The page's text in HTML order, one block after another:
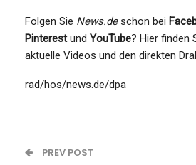
Folgen Sie News.deschon bei
Pinterestund YouTube? Hier finden
aktuelle Videos und den direkten
rad/hos/news.de/dpa
PREV POST